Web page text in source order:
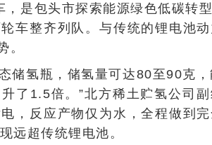
，是包头市探索能源绿色低碳转
车整齐列队。与传统的锂电池
。
储氢瓶，储氢量可达80至90克
了1.5倍。”北方稀土贮氢公司
，反应产物仅为水，全程做到
远超传统锂电池。